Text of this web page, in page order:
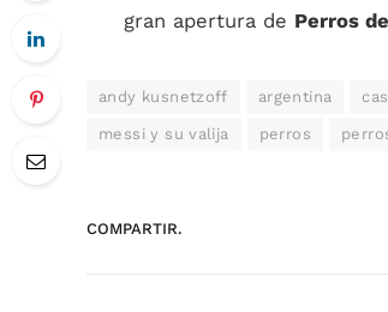
gran apertura de Perros
andy kusnetzoff argentina
messi y su valija perros
COMPARTIR.